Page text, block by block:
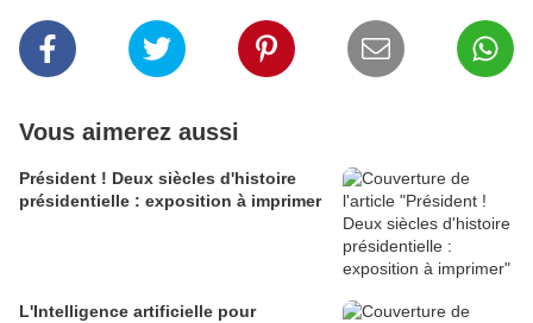
Vous aimerez aussi
Président ! Deux siècles d'histoire
présidentielle : exposition à imprimer
L'Intelligence artificielle pour